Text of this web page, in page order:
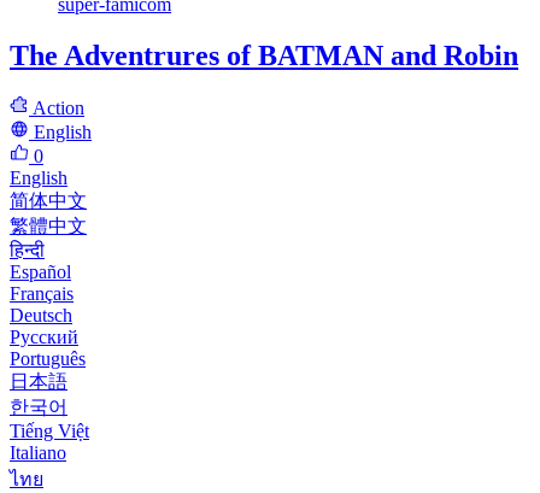
The Adventrures of BATMAN and Robin
Action
English
0
English
简体中文
繁體中文
हिन्दी
Español
Français
Deutsch
Русский
Português
日本語
한국어
Tiếng Việt
Italiano
ไทย